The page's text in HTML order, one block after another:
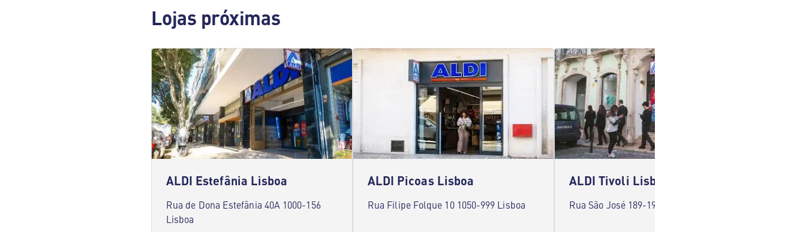
Lojas próximas
ALDI Estefânia Lisboa
Rua de Dona Estefânia 40A 1000-156
Lisboa
ALDI Picoas Lisboa
Rua Filipe Folque 10 1050-999 Lisboa
ALDI Tivoli Lisboa
Rua São José 189-193 1150-322 Lisboa